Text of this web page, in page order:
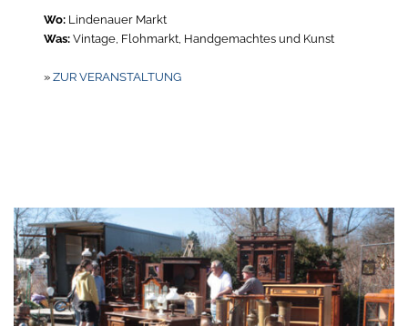
Wo: Lindenauer Markt
Was:Vintage, Flohmarkt, Handgemachtes und Kunst
»ZUR VERANSTALTUNG